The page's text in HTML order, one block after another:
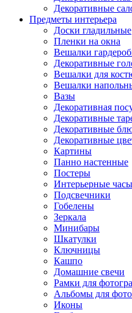
Декоративные
Предметы интерьера
Доски гладильные
Пленки на окна
Вешалки
Декоративные
Вешалки для
Вешалки
Вазы
Декоративная
Декоративные
Декоративные
Декоративные
Картины
Панно настенные
Постеры
Интерьерные часы
Подсвечники
Гобелены
Зеркала
Минибары
Шкатулки
Ключницы
Кашпо
Домашние свечи
Рамки для
Альбомы для
Иконы